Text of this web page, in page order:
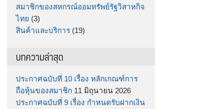
สมาชิกของสหกรณ์ออมทรัพย์รัฐวิสาหกิจ
ไทย (3)
สินค้าและบริการ (19)
บทความล่าสุด
ประกาศฉบับที่ 10 เรื่อง หลักเกณฑ์การ
ถือหุ้นของสมาชิก 11 มิถุนายน 2026
ประกาศฉบับที่ 9 เรื่อง กำหนดรับฝากเงิน